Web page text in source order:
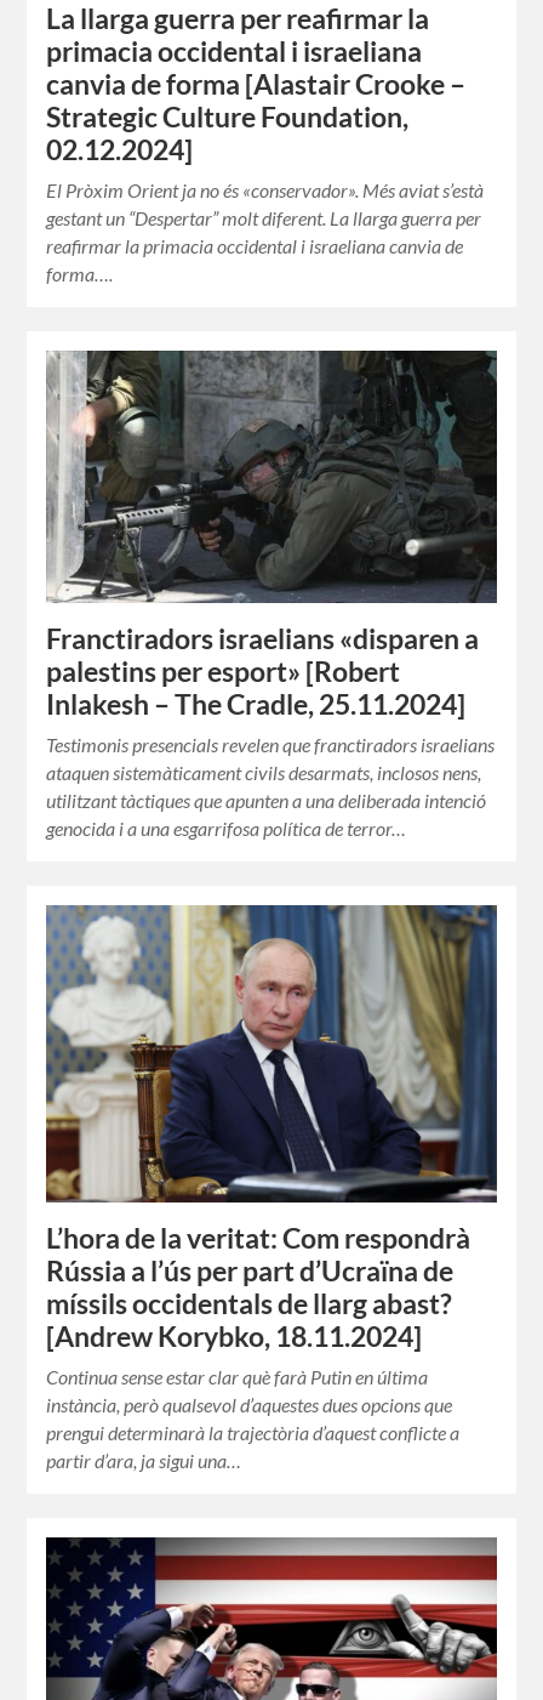
La llarga guerra per reafirmar la
primacia occidental i israeliana
canvia de forma [Alastair Crooke –
Strategic Culture Foundation,
02.12.2024]
El Pròxim Orient ja no és «conservador». Més aviat s’està
gestant un “Despertar” molt diferent. La llarga guerra per
reafirmar la primacia occidental i israeliana canvia de
forma….
Franctiradors israelians «disparen a
palestins per esport» [Robert
Inlakesh – The Cradle, 25.11.2024]
Testimonis presencials revelen que franctiradors israelians
ataquen sistemàticament civils desarmats, inclosos nens,
utilitzant tàctiques que apunten a una deliberada intenció
genocida i a una esgarrifosa política de terror…
L’hora de la veritat: Com respondrà
Rússia a l’ús per part d’Ucraïna de
míssils occidentals de llarg abast?
[Andrew Korybko, 18.11.2024]
Continua sense estar clar què farà Putin en última
instància, però qualsevol d’aquestes dues opcions que
prengui determinarà la trajectòria d’aquest conflicte a
partir d’ara, ja sigui una…